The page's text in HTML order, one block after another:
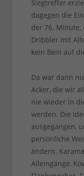
Siegtreffer
dagegen die
der 76.
Dribbler mit
kein Bein auf
Da war dann
Acker, die wir
nie wieder in
werden. Die
ausgegangen,
persönliche
ändern.
Alleingänge,